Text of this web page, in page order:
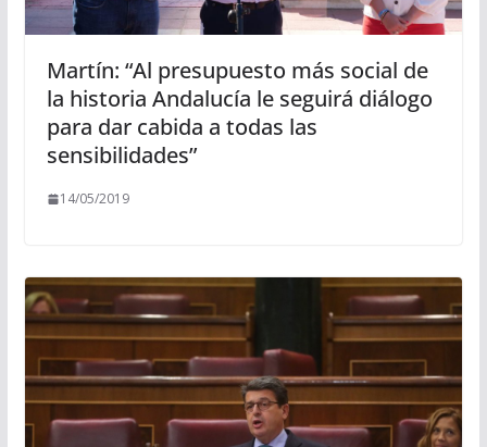
Martín: “Al presupuesto más social de
la historia Andalucía le seguirá diálogo
para dar cabida a todas las
sensibilidades”
14/05/2019